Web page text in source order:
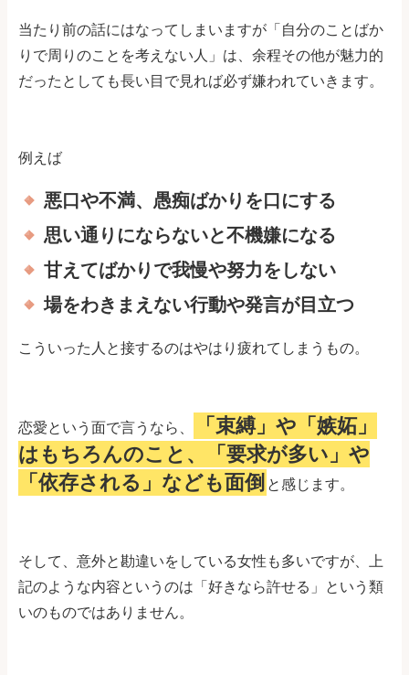
当たり前の話にはなってしまいますが「自分のことばか
りで周りのことを考えない人」は、余程その他が魅力的
だったとしても長い目で見れば必ず嫌われていきます。
例えば
悪口や不満、愚痴ばかりを口にする
思い通りにならないと不機嫌になる
甘えてばかりで我慢や努力をしない
場をわきまえない行動や発言が目立つ
こういった人と接するのはやはり疲れてしまうもの。
恋愛という面で言うなら、
「束縛」や「嫉妬」
はもちろんのこと、「要求が多い」や
「依存される」なども面倒 と感じます。
そして、意外と勘違いをしている女性も多いですが、上
記のような内容というのは「好きなら許せる」という類
いのものではありません。